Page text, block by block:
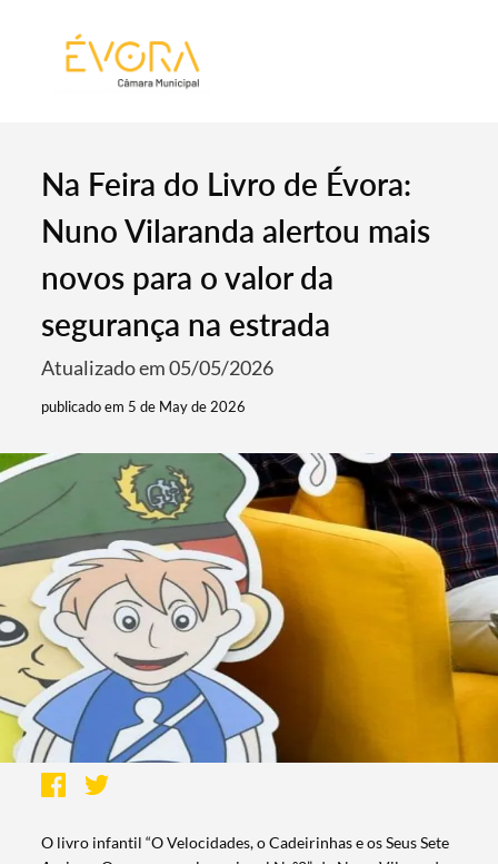
Na Feira do Livro de Évora:
Nuno Vilaranda alertou mais
novos para o valor da
segurança na estrada
Atualizado em 05/05/2026
publicado em 5 de May de 2026
O livro infantil “O Velocidades, o Cadeirinhas e os Seus Sete